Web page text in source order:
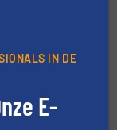
IN DE
E-